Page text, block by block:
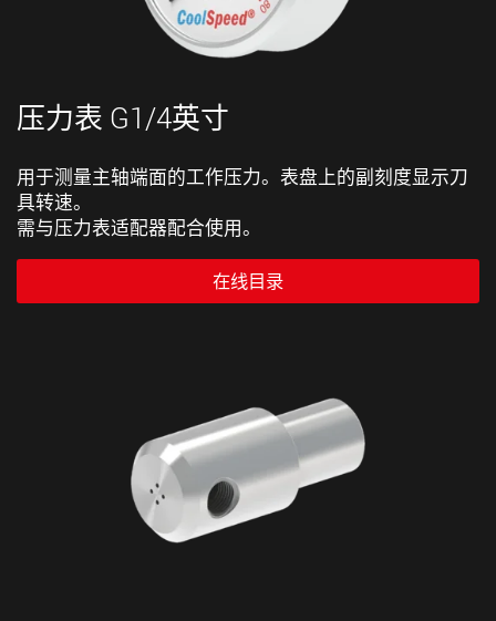
压力表 G1/4英寸
用于测量主轴端面的工作压力。表盘上的副刻度显示刀
具转速。
需与压力表适配器配合使用。
在线目录